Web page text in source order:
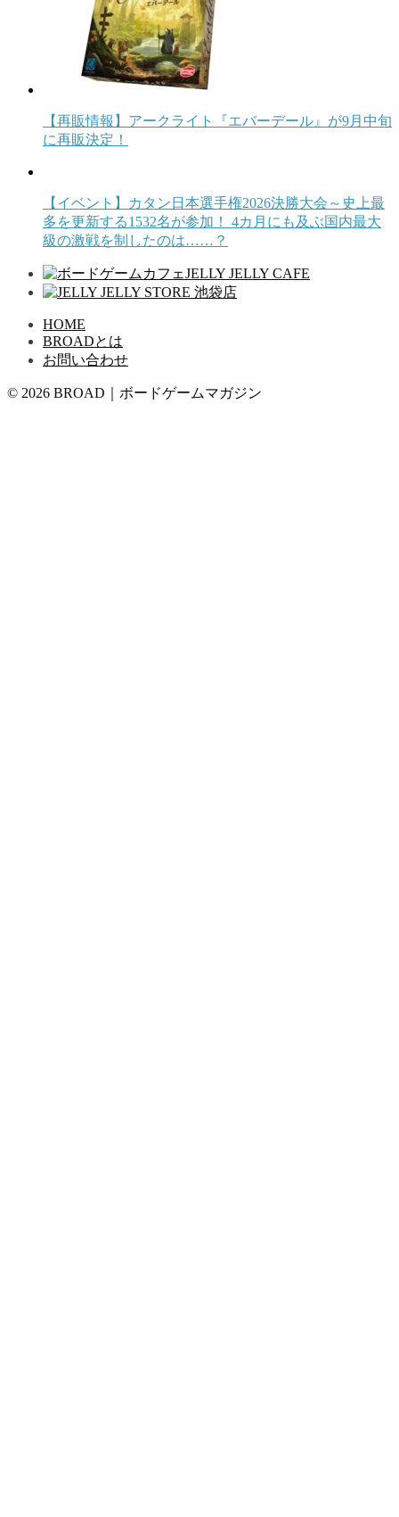
【再販情報】アークライト『エバーデール』が9月中旬
に再販決定！
【イベント】カタン日本選手権2026決勝大会～史上最
多を更新する1532名が参加！ 4カ月にも及ぶ国内最大
級の激戦を制したのは……？
HOME
BROADとは
お問い合わせ
© 2026 BROAD｜ボードゲームマガジン